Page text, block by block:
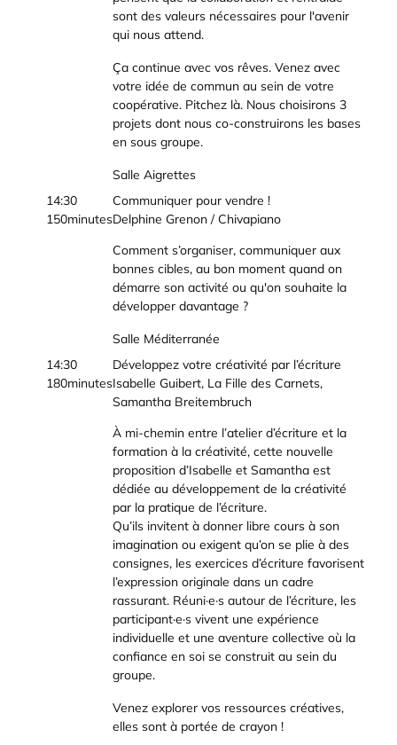
sont des valeurs nécessaires pour l'avenir
qui nous attend.
Ça continue avec vos rêves. Venez avec
votre idée de commun au sein de votre
coopérative. Pitchez là. Nous choisirons 3
projets dont nous co-construirons les bases
en sous groupe.
Salle Aigrettes
14:30
150minutes
Communiquer pour vendre !
Delphine Grenon / Chivapiano
Comment s’organiser, communiquer aux
bonnes cibles, au bon moment quand on
démarre son activité ou qu'on souhaite la
développer davantage ?
Salle Méditerranée
14:30
180minutes
Développez votre créativité par l’écriture
Isabelle Guibert, La Fille des Carnets,
Samantha Breitembruch
À mi-chemin entre l’atelier d’écriture et la
formation à la créativité, cette nouvelle
proposition d’Isabelle et Samantha est
dédiée au développement de la créativité
par la pratique de l’écriture.
Qu’ils invitent à donner libre cours à son
imagination ou exigent qu’on se plie à des
consignes, les exercices d’écriture favorisent
l’expression originale dans un cadre
rassurant. Réuni·e·s autour de l’écriture, les
participant·e·s vivent une expérience
individuelle et une aventure collective où la
confiance en soi se construit au sein du
groupe.
Venez explorer vos ressources créatives,
elles sont à portée de crayon !